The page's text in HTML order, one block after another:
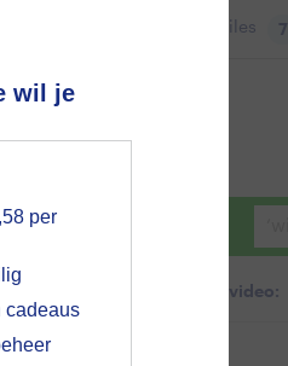
wil je
per
cadeaus
Files 7
Zoeken in foto & video:
voor